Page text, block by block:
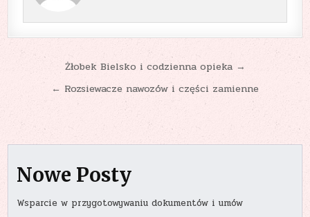
Nawigacja
wpisu
Żłobek Bielsko i codzienna opieka →
← Rozsiewacze nawozów i części zamienne
Nowe Posty
Wsparcie w przygotowywaniu dokumentów i umów